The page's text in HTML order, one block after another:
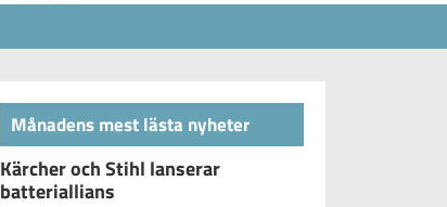
Månadens mest lästa nyheter
Kärcher och Stihl lanserar
batteriallians